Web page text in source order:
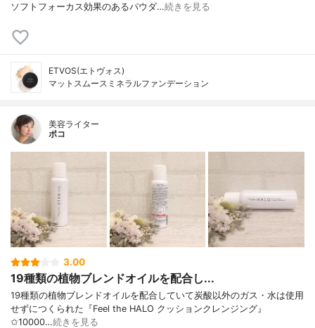
ソフトフォーカス効果のあるパウダ…続きを見る
ETVOS(エトヴォス)
マットスムースミネラルファンデーション
美容ライター
ポコ
3.00
19種類の植物ブレンドオイルを配合し...
19種類の植物ブレンドオイルを配合していて炭酸以外のガス・水は使用
せずにつくられた『Feel the HALO クッションクレンジング』
✩10000…続きを見る